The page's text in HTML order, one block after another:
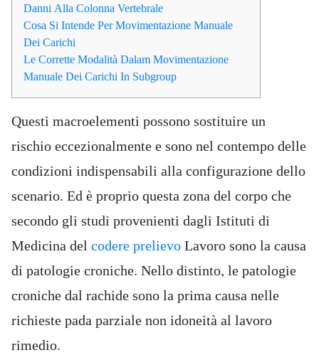
Danni Alla Colonna Vertebrale
Cosa Si Intende Per Movimentazione Manuale
Dei Carichi
Le Corrette Modalità Dalam Movimentazione
Manuale Dei Carichi In Subgroup
Questi macroelementi possono sostituire un
rischio eccezionalmente e sono nel contempo delle
condizioni indispensabili alla configurazione dello
scenario. Ed è proprio questa zona del corpo che
secondo gli studi provenienti dagli Istituti di
Medicina del codere prelievo Lavoro sono la causa
di patologie croniche. Nello distinto, le patologie
croniche dal rachide sono la prima causa nelle
richieste pada parziale non idoneità al lavoro
rimedio.